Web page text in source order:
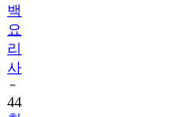
백
요
리
사
44